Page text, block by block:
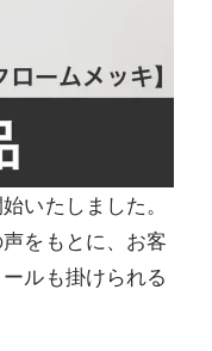
いたしました。
をもとに、お客
ルも掛けられる